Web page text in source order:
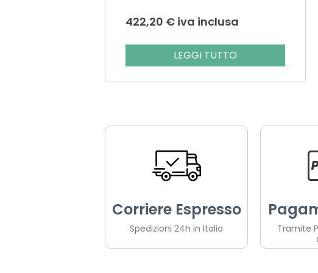
422,20 € iva inclusa
LEGGI TUTTO
Corriere Espresso
Spedizioni 24h in Italia
Tramite